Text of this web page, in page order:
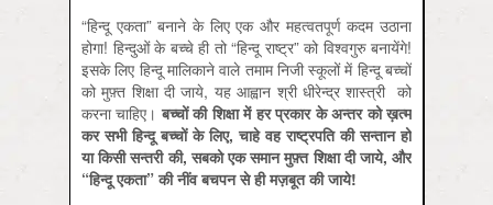
“हिन्दू एकता” बनाने के लिए एक और महत्वतपूर्ण कदम उठाना
होगा! हिन्दुओं के बच्चे ही तो “हिन्दू राष्ट्र” को विश्वगुरु बनायेंगे!
इसके लिए हिन्दू मालिकाने वाले तमाम निजी स्कूलों में हिन्दू बच्चों
को मुफ़्त शिक्षा दी जाये, यह आह्वान श्री धीरेन्द्र शास्त्री को
करना चाहिए।बच्चोंकीशिक्षामेंहरप्रकारकेअन्तरकोख़त्म
करसभीहिन्दूबच्चोंकेलिए,चाहेवहराष्ट्रपतिकीसन्तानहो
याकिसीसन्तरीकी,सबकोएकसमानमुफ़्तशिक्षादीजाये,और
“हिन्दूएकता”कीनींवबचपनसेहीमज़बूतकीजाये!